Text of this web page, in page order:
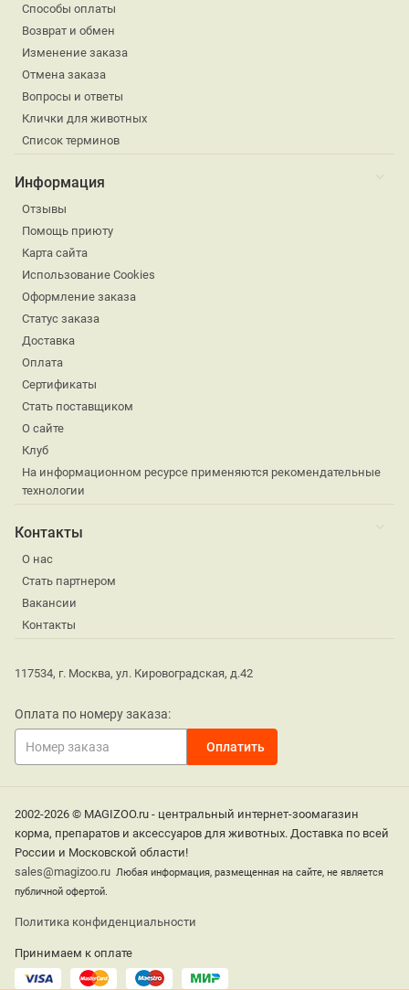
Способы оплаты
Возврат и обмен
Изменение заказа
Отмена заказа
Вопросы и ответы
Клички для животных
Список терминов
Информация
Отзывы
Помощь приюту
Карта сайта
Использование Cookies
Оформление заказа
Статус заказа
Доставка
Оплата
Сертификаты
Стать поставщиком
О сайте
Клуб
На информационном ресурсе применяются рекомендательные
технологии
Контакты
О нас
Стать партнером
Вакансии
Контакты
117534, г. Москва, ул. Кировоградская, д.42
Оплата по номеру заказа:
2002-2026 © MAGIZOO.ru - центральный интернет-зоомагазин
корма, препаратов и аксессуаров для животных. Доставка по всей
России и Московской области!
sales@magizoo.ru Любая информация, размещенная на сайте, не является
публичной офертой.
Политика конфиденциальности
Принимаем к оплате